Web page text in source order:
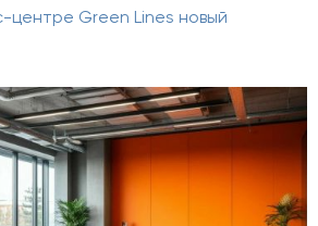
центре Green Lines новый